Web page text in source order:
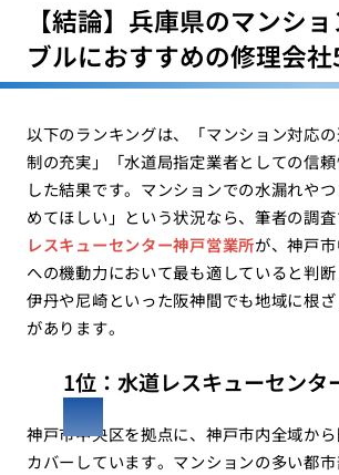
【結論】兵庫県のマンシ
ブルにおすすめの修理会
以下のランキングは、「マンション対応
制の充実」「水道局指定業者としての信
した結果です。マンションでの水漏れや
めてほしい」という状況なら、筆者の調
レスキューセンター神戸営業所が、神戸
への機動力において最も適していると判断
伊丹や尼崎といった阪神間でも地域に根
があります。
1位：水道レスキューセンタ
神戸市中央区を拠点に、神戸市内全域か
カバーしています。マンションの多い都